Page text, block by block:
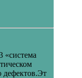
«система
дефектов.Эт